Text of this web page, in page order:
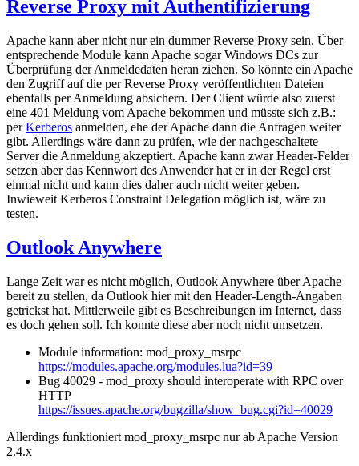
Reverse Proxy mit Authentifizierung
Apache kann aber nicht nur ein dummer Reverse Proxy sein. Über
entsprechende Module kann Apache sogar Windows DCs zur
Überprüfung der Anmeldedaten heran ziehen. So könnte ein Apache
den Zugriff auf die per Reverse Proxy veröffentlichten Dateien
ebenfalls per Anmeldung absichern. Der Client würde also zuerst
eine 401 Meldung vom Apache bekommen und müsste sich z.B.:
perKerberos anmelden, ehe der Apache dann die Anfragen weiter
gibt. Allerdings wäre dann zu prüfen, wie der nachgeschaltete
Server die Anmeldung akzeptiert. Apache kann zwar Header-Felder
setzen aber das Kennwort des Anwender hat er in der Regel erst
einmal nicht und kann dies daher auch nicht weiter geben.
Inwieweit Kerberos Constraint Delegation möglich ist, wäre zu
testen.
Outlook Anywhere
Lange Zeit war es nicht möglich, Outlook Anywhere über Apache
bereit zu stellen, da Outlook hier mit den Header-Length-Angaben
getrickst hat. Mittlerweile gibt es Beschreibungen im Internet, dass
es doch gehen soll. Ich konnte diese aber noch nicht umsetzen.
Module information: mod_proxy_msrpc
https://modules.apache.org/modules.lua?id=39
Bug 40029 - mod_proxy should interoperate with RPC over
HTTP
https://issues.apache.org/bugzilla/show_bug.cgi?id=40029
Allerdings funktioniert mod_proxy_msrpc nur ab Apache Version
2.4.x